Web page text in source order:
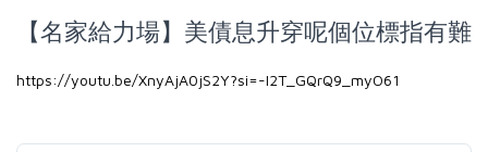
【名家給力場】美債息升穿呢個位標指有難
https://youtu.be/XnyAjA0jS2Y?si=-I2T_GQrQ9_myO61